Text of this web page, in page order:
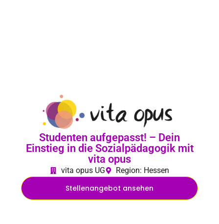
Studenten aufgepasst! – Dein
Einstieg in die Sozialpädagogik mit
vita opus
vita opus UG Region: Hessen
Stellenangebot ansehen